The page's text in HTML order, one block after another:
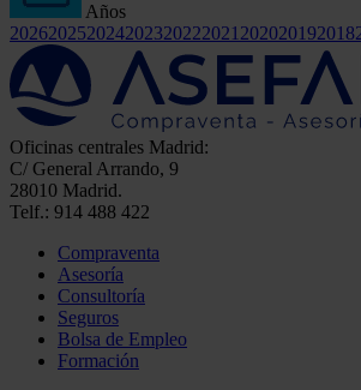
Años
202620252024202320222021 202020192018
Oficinas centrales Madrid:
C/ General Arrando, 9
28010 Madrid.
Telf.: 914 488 422
Compraventa
Asesoría
Consultoría
Seguros
Bolsa de Empleo
Formación